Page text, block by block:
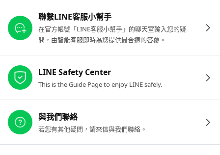
聯繫LINE客服小幫手
在官方帳號「LINE客服小幫手」的聊天室輸入您的疑
問，由智能客服即時為您提供最合適的答覆。
LINE Safety Center
This is the Guide Page to enjoy LINE safely.
與我們聯絡
若您有其他疑問，請來信與我們聯絡。